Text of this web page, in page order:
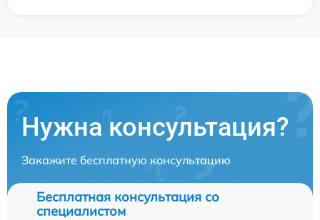
Нужна консультация?
Закажите бесплатную консультацию
Бесплатная консультация со
специалистом